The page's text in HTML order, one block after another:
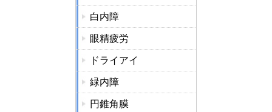
白内障
眼精疲労
ドライアイ
緑内障
円錐角膜